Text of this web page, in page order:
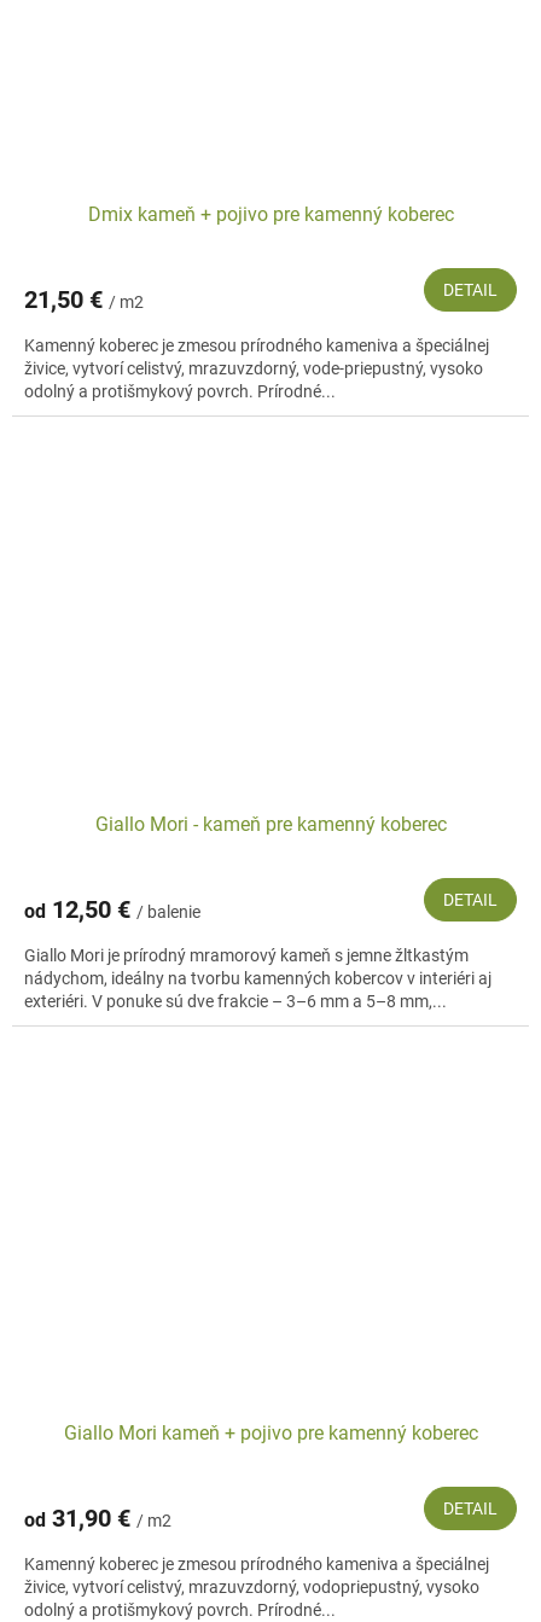
Dmix kameň + pojivo pre kamenný koberec
21,50 € / m2
DETAIL
Kamenný koberec je zmesou prírodného kameniva a špeciálnej
živice, vytvorí celistvý, mrazuvzdorný, vode-priepustný, vysoko
odolný a protišmykový povrch. Prírodné...
Giallo Mori - kameň pre kamenný koberec
od 12,50 € / balenie
DETAIL
Giallo Mori je prírodný mramorový kameň s jemne žltkastým
nádychom, ideálny na tvorbu kamenných kobercov v interiéri aj
exteriéri. V ponuke sú dve frakcie – 3–6 mm a 5–8 mm,...
Giallo Mori kameň + pojivo pre kamenný koberec
od 31,90 € / m2
DETAIL
Kamenný koberec je zmesou prírodného kameniva a špeciálnej
živice, vytvorí celistvý, mrazuvzdorný, vodopriepustný, vysoko
odolný a protišmykový povrch. Prírodné...